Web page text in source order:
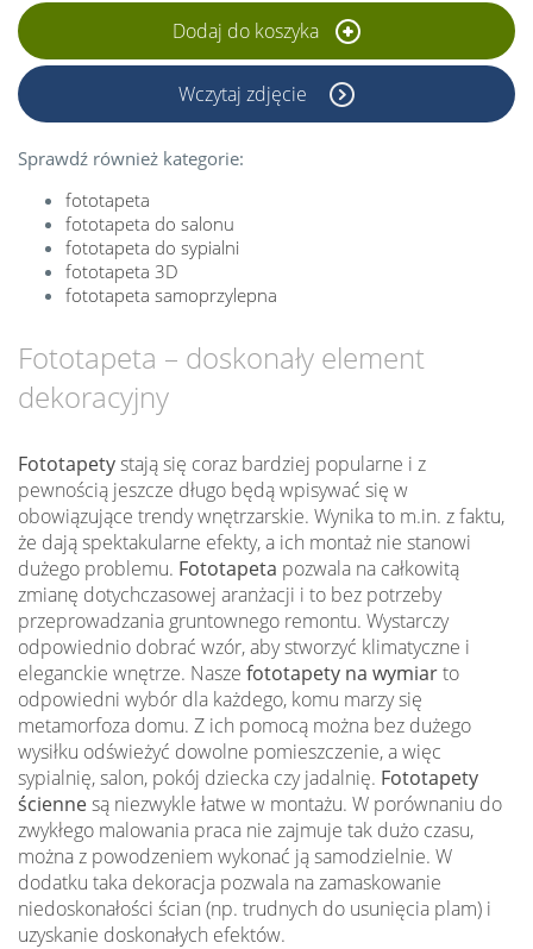
Dodaj do koszyka
Wczytaj zdjęcie
Sprawdź również kategorie:
fototapeta
fototapeta do salonu
fototapeta do sypialni
fototapeta 3D
fototapeta samoprzylepna
Fototapeta – doskonały element
dekoracyjny
Fototapetystają się coraz bardziej popularne i z
pewnością jeszcze długo będą wpisywać się w
obowiązujące trendy wnętrzarskie. Wynika to m.in. z faktu,
że dają spektakularne efekty, a ich montaż nie stanowi
dużego problemu. Fototapeta pozwala na całkowitą
zmianę dotychczasowej aranżacji i to bez potrzeby
przeprowadzania gruntownego remontu. Wystarczy
odpowiednio dobrać wzór, aby stworzyć klimatyczne i
eleganckie wnętrze. Nasze fototapety na wymiarto
odpowiedni wybór dla każdego, komu marzy się
metamorfoza domu. Z ich pomocą można bez dużego
wysiłku odświeżyć dowolne pomieszczenie, a więc
sypialnię, salon, pokój dziecka czy jadalnię. Fototapety
ściennesą niezwykle łatwe w montażu. W porównaniu do
zwykłego malowania praca nie zajmuje tak dużo czasu,
można z powodzeniem wykonać ją samodzielnie. W
dodatku taka dekoracja pozwala na zamaskowanie
niedoskonałości ścian (np. trudnych do usunięcia plam) i
uzyskanie doskonałych efektów.